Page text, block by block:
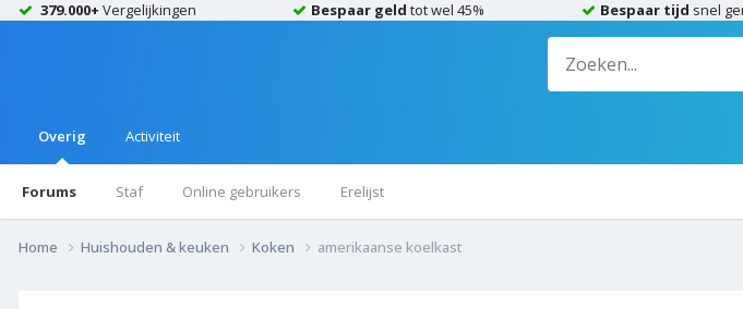
379.000+ Vergelijkingen Bespaar geld tot wel 45% Bespaar tijd snel
Overig
Forums Staf Online gebruikers Erelijst
Activiteit
Home Huishouden & keuken Koken amerikaanse koelkast